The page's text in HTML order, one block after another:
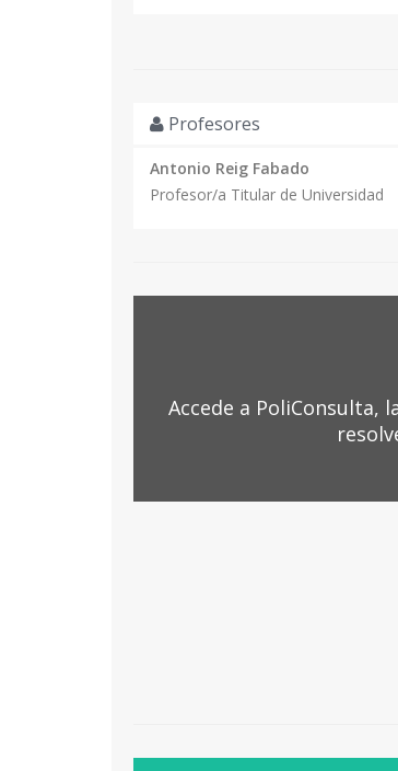
Profesores
Antonio Reig Fabado
Profesor/a Titular de Universidad
Accede a PoliConsulta,